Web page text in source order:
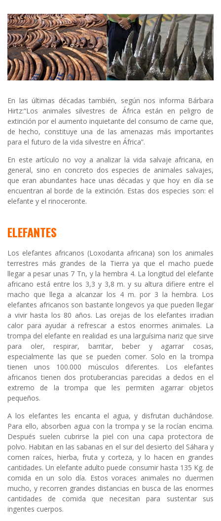
En las últimas décadas también, según nos informa Bárbara
Hirtz:“Los animales silvestres de África están en peligro de
extinción por el aumento inquietante del consumo de carne que,
de hecho, constituye una de las amenazas más importantes
para el futuro de la vida silvestre en África”.
En este artículo no voy a analizar la vida salvaje africana, en
general, sino en concreto dos especies de animales salvajes,
que eran abundantes hace unas décadas y que hoy en día se
encuentran al borde de la extinción. Estas dos especies son: el
elefante y el rinoceronte.
ELEFANTES
Los elefantes africanos (Loxodanta africana) son los animales
terrestres más grandes de la Tierra ya que el macho puede
llegar a pesar unas 7 Tn, y la hembra 4. La longitud del elefante
africano está entre los 3,3 y 3,8 m. y su altura difiere entre el
macho que llega a alcanzar los 4 m. por 3 la hembra. Los
elefantes africanos son bastante longevos ya que pueden llegar
a vivir hasta los 80 años. Las orejas de los elefantes irradian
calor para ayudar a refrescar a estos enormes animales. La
trompa del elefante en realidad es una larguísima nariz que sirve
para oler, respirar, barritar, beber y agarrar cosas,
especialmente las que se pueden comer. Solo en la trompa
tienen unos 100.000 músculos diferentes. Los elefantes
africanos tienen dos protuberancias parecidas a dedos en el
extremo de la trompa que les permiten agarrar objetos
pequeños.
A los elefantes les encanta el agua, y disfrutan duchándose.
Para ello, absorben agua con la trompa y se la rocían encima.
Después suelen cubrirse la piel con una capa protectora de
polvo. Habitan en las sabanas en el sur del desierto del Sáhara y
comen raíces, hierba, fruta y corteza, y lo hacen en grandes
cantidades. Un elefante adulto puede consumir hasta 135 Kg. de
comida en un solo día. Estos voraces animales no duermen
mucho, y recorren grandes distancias en busca de las enormes
cantidades de comida que necesitan para sustentar sus
ingentes cuerpos.